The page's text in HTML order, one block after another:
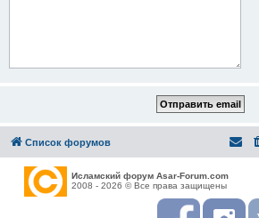
Список форумов
Исламский форум Asar-Forum.com
2008 - 2026 © Все права защищены